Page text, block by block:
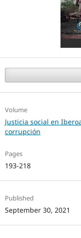
Volume
Justicia social en
corrupción
Pages
193-218
Published
September 30, 2021